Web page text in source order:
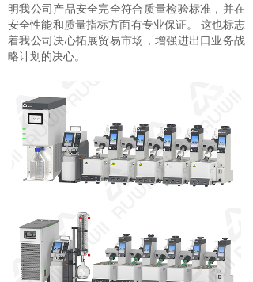
明我公司产品安全完全符合质量检验标准，并在
安全性能和质量指标方面有专业保证。
这也标志
着我公司决心拓展贸易市场，增强进出口业务战
略计划的决心。